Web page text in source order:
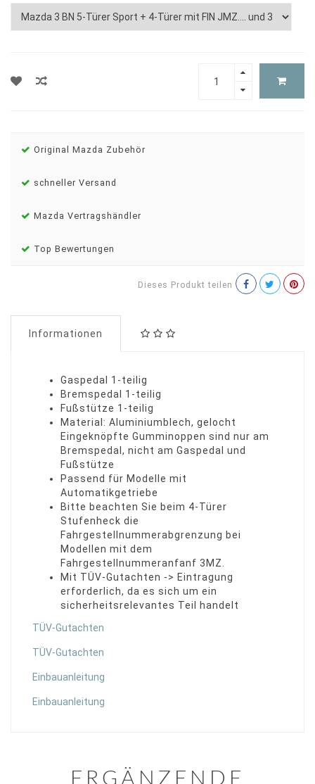
Original Mazda Zubehör
schneller Versand
Mazda Vertragshändler
Top Bewertungen
Dieses Produkt teilen
Informationen
Gaspedal 1-teilig
Bremspedal 1-teilig
Fußstütze 1-teilig
Material: Aluminiumblech, gelocht
Eingeknöpfte Gumminoppen sind nur am
Bremspedal, nicht am Gaspedal und
Fußstütze
Passend für Modelle mit
Automatikgetriebe
Bitte beachten Sie beim 4-Türer
Stufenheck die
Fahrgestellnummerabgrenzung bei
Modellen mit dem
Fahrgestellnummeranfanf 3MZ.
Mit TÜV-Gutachten -> Eintragung
erforderlich, da es sich um ein
sicherheitsrelevantes Teil handelt
TÜV-Gutachten
TÜV-Gutachten
Einbauanleitung
Einbauanleitung
ERGÄNZENDE